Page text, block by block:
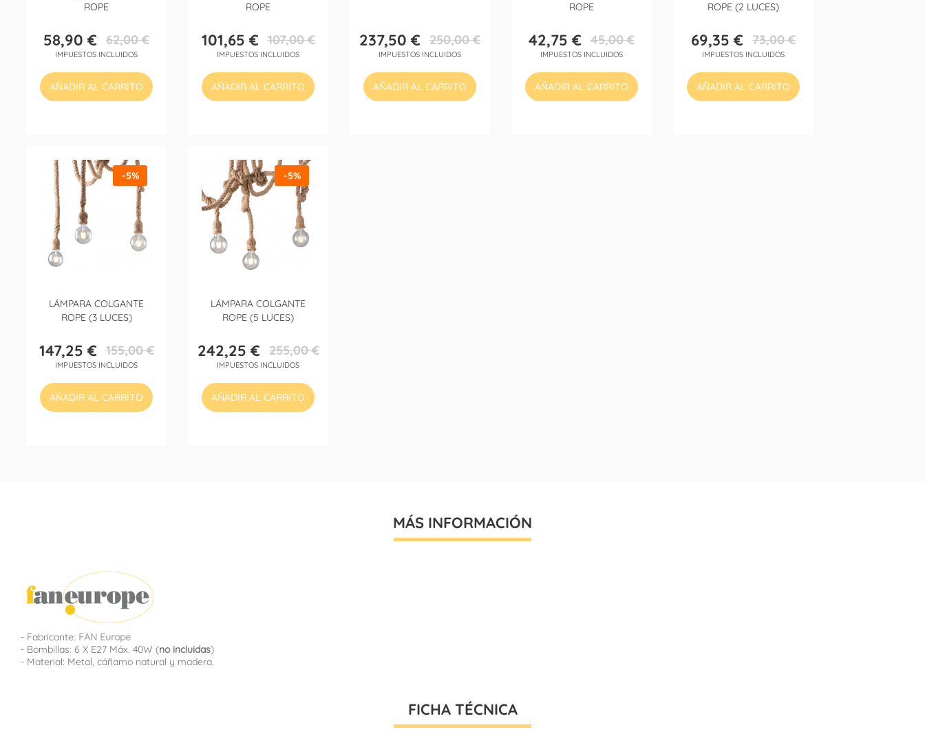
ROPE
Precio
58,90 €Precio
base
62,00 €
IMPUESTOS INCLUIDOS
AÑADIR AL CARRITO
ROPE
Precio
101,65 €Precio
base
107,00 €
IMPUESTOS INCLUIDOS
AÑADIR AL CARRITO
Precio
237,50 €Precio
base
250,00 €
IMPUESTOS INCLUIDOS
AÑADIR AL CARRITO
ROPE
Precio
42,75 €Precio
base
45,00 €
IMPUESTOS INCLUIDOS
AÑADIR AL CARRITO
ROPE (2 LUCES)
Precio
69,35 €Precio
base
73,00 €
IMPUESTOS INCLUIDOS
AÑADIR AL CARRITO
LÁMPARA COLGANTE
ROPE (3 LUCES)
Precio
147,25 €Precio
base
155,00 €
IMPUESTOS INCLUIDOS
-5%
AÑADIR AL CARRITO
LÁMPARA COLGANTE
ROPE (5 LUCES)
Precio
242,25 €Precio
base
255,00 €
IMPUESTOS INCLUIDOS
-5%
AÑADIR AL CARRITO
MÁS INFORMACIÓN
- Fabricante: FAN Europe
- Bombillas: 6 X E27 Máx. 40W (no incluidas)
- Material: Metal, cáñamo natural y madera.
FICHA TÉCNICA